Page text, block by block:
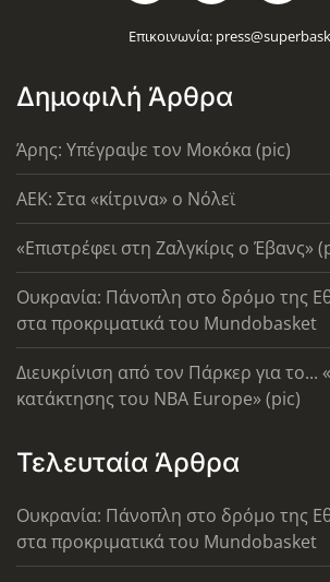
Επικοινωνία:
Δημοφιλή Άρθρα
Άρης: Υπέγραψε τον Μοκόκα (pic)
AEK: Στα «κίτρινα» ο Νόλεϊ
«Επιστρέφει στη Ζαλγκίρις ο Έβανς»
Ουκρανία: Πάνοπλη στο δρόμο της
στα προκριματικά του Mundobasket
Διευκρίνιση από τον Πάρκερ για το...
κατάκτησης του ΝΒΑ Europe» (pic)
Τελευταία Άρθρα
Ουκρανία: Πάνοπλη στο δρόμο της
στα προκριματικά του Mundobasket